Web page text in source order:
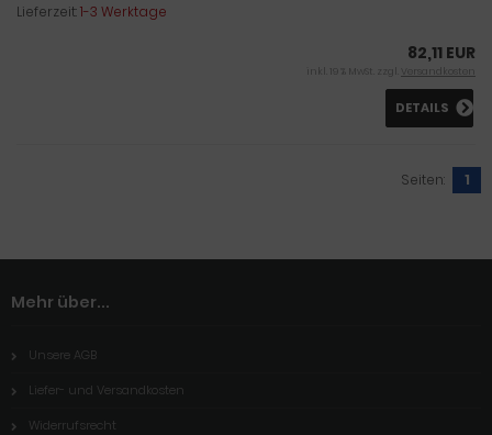
Lieferzeit:1-3 Werktage
82,11 EUR
inkl. 19 % MwSt. zzgl. Versandkosten
DETAILS
Seiten: 1
Mehr über...
Unsere AGB
Liefer- und Versandkosten
Widerrufsrecht